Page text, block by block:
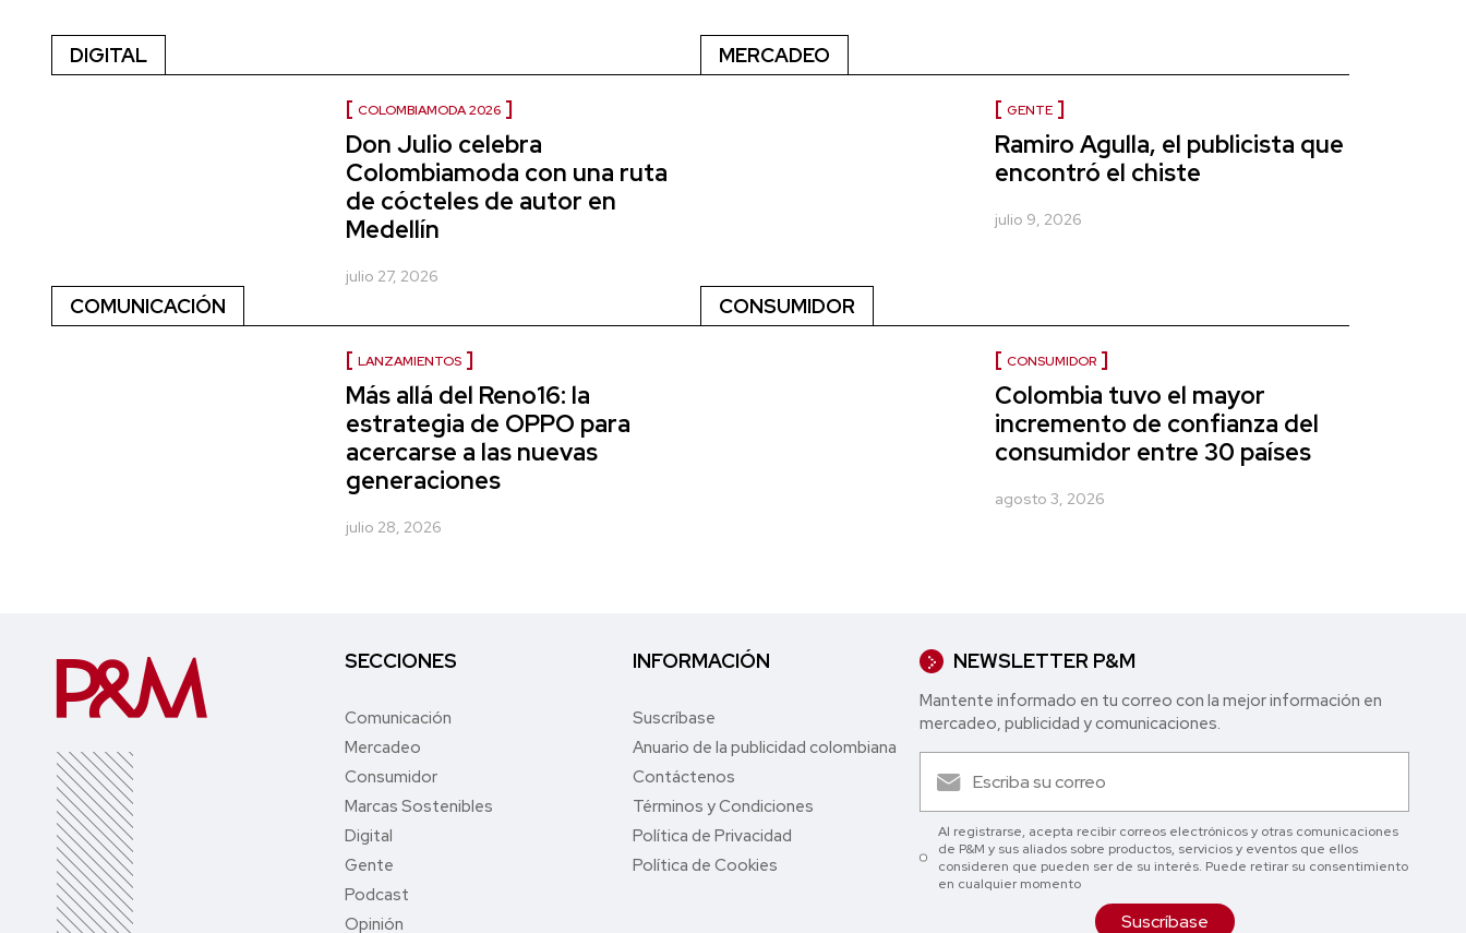
DIGITAL
COLOMBIAMODA 2026
Don Julio celebra
Colombiamoda con una ruta
de cócteles de autor en
Medellín
julio 27, 2026
MERCADEO
GENTE
Ramiro Agulla, el publicista que
encontró el chiste
julio 9, 2026
COMUNICACIÓN
LANZAMIENTOS
Más allá del Reno16: la
estrategia de OPPO para
acercarse a las nuevas
generaciones
julio 28, 2026
CONSUMIDOR
CONSUMIDOR
Colombia tuvo el mayor
incremento de confianza del
consumidor entre 30 países
agosto 3, 2026
SECCIONES
Comunicación
Mercadeo
Consumidor
Marcas Sostenibles
Digital
Gente
Podcast
Opinión
INFORMACIÓN
Suscríbase
Anuario de la publicidad colombiana
Contáctenos
Términos y Condiciones
Política de Privacidad
Política de Cookies
NEWSLETTER P&M
Mantente informado en tu correo con la mejor in formación en
mercadeo, publicidad y comunicaciones.
Al registrarse, acepta recibir correos electrónicos y otras comunicaciones
de P&M y sus aliados sobre productos, servicios y eventos que ellos
consideren que pueden ser de su interés. Puede retirar su consentimiento
en cualquier momento
Suscríbase